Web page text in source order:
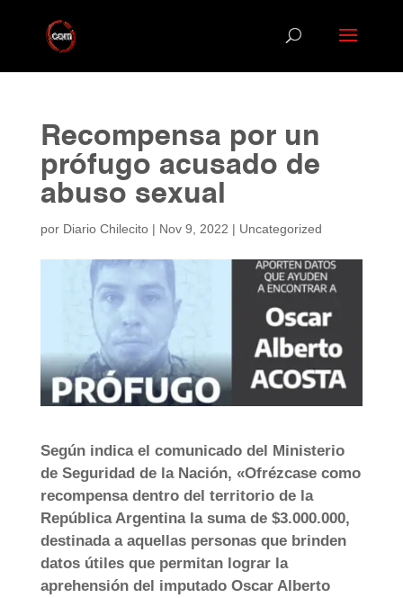
Recompensa por un
prófugo acusado de
abuso sexual
por Diario Chilecito| Nov 9, 2022 | Uncategorized
Según indica el comunicado del Ministerio
de Seguridad de la Nación, «Ofrézcase como
recompensa dentro del territorio de la
República Argentina la suma de $3.000.000,
destinada a aquellas personas que brinden
datos útiles que permitan lograr la
aprehensión del imputado Oscar Alberto